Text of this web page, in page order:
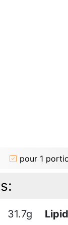
pour 1
31.7g